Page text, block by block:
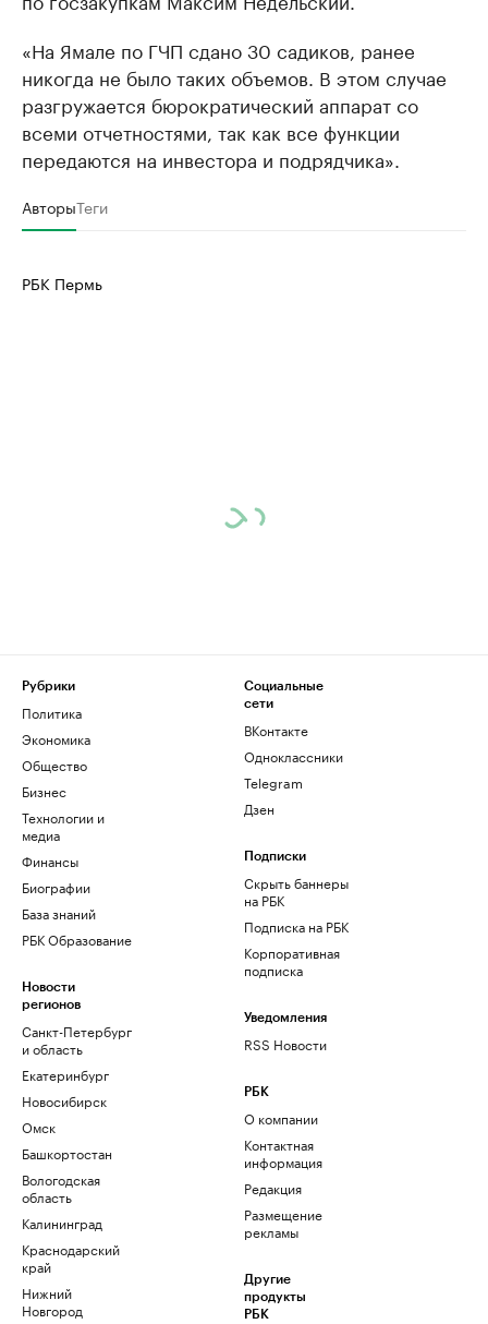
«На Ямале по ГЧП сдано 30 садиков, ранее
никогда не было таких объемов. В этом случае
разгружается бюрократический аппарат со
всеми отчетностями, так как все функции
передаются на инвестора и подрядчика».
АвторыТеги
РБК Пермь
Рубрики
Политика
Экономика
Общество
Бизнес
Технологии и
медиа
Финансы
Биографии
База знаний
РБК Образование
Новости
регионов
Санкт-Петербург
и область
Екатеринбург
Новосибирск
Омск
Башкортостан
Вологодская
область
Калининград
Краснодарский
край
Нижний
Новгород
Социальные
сети
ВКонтакте
Одноклассники
Telegram
Дзен
Подписки
Скрыть баннеры
на РБК
Подписка на РБК
Корпоративная
подписка
Уведомления
RSS Новости
РБК
О компании
Контактная
информация
Редакция
Размещение
рекламы
Другие
продукты
РБК